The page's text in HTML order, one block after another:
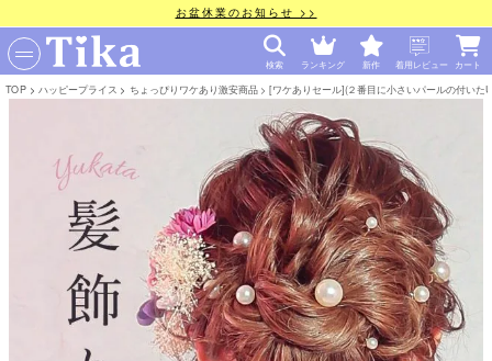
お盆休業のお知らせ >>
検索 ランキング 新作 着用レビュー カート
TOP ハッピープライス ちょっぴりワケあり激安商品 [ワケありセール](２番目に小さいパールの付い